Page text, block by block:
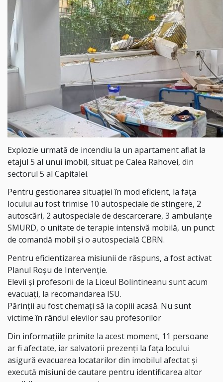
Explozie urmată de incendiu la un apartament aflat la
etajul 5 al unui imobil, situat pe Calea Rahovei, din
sectorul 5 al Capitalei.
Pentru gestionarea situației în mod eficient, la fața
locului au fost trimise 10 autospeciale de stingere, 2
autoscări, 2 autospeciale de descarcerare, 3 ambulanțe
SMURD, o unitate de terapie intensivă mobilă, un punct
de comandă mobil și o autospecială CBRN.
Pentru eficientizarea misiunii de răspuns, a fost activat
Planul Roșu de Intervenție.
Elevii și profesorii de la Liceul Bolintineanu sunt acum
evacuați, la recomandarea ISU.
Părinții au fost chemați să ia copiii acasă. Nu sunt
victime în rândul elevilor sau profesorilor
Din informațiile primite la acest moment, 11 persoane
ar fi afectate, iar salvatorii prezenți la fața locului
asigură evacuarea locatarilor din imobilul afectat și
execută misiuni de cautare pentru identificarea altor